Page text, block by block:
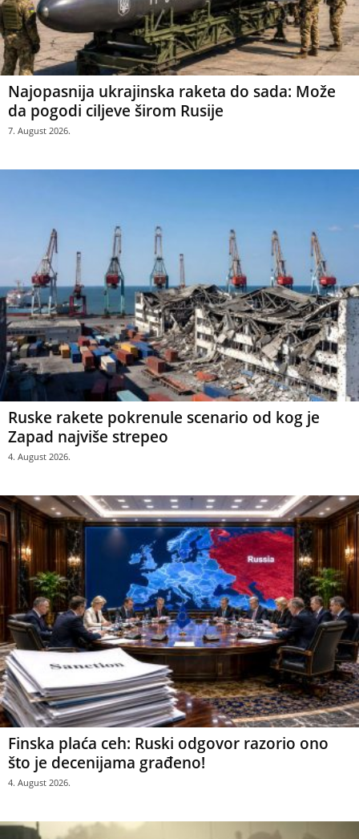
Najopasnija ukrajinska raketa do sada: Može
da pogodi ciljeve širom Rusije
7. August 2026.
Ruske rakete pokrenule scenario od kog je
Zapad najviše strepeo
4. August 2026.
Finska plaća ceh: Ruski odgovor razorio ono
što je decenijama građeno!
4. August 2026.